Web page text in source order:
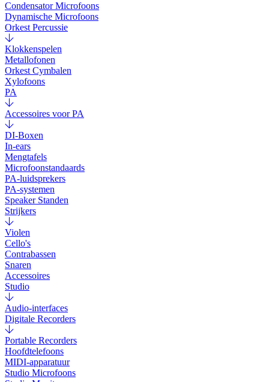
Condensator Microfoons
Dynamische Microfoons
Orkest Percussie
Klokkenspelen
Metallofonen
Orkest Cymbalen
Xylofoons
PA
Accessoires voor PA
DI-Boxen
In-ears
Mengtafels
Microfoonstandaards
PA-luidsprekers
PA-systemen
Speaker Standen
Strijkers
Violen
Cello's
Contrabassen
Snaren
Accessoires
Studio
Audio-interfaces
Digitale Recorders
Portable Recorders
Hoofdtelefoons
MIDI-apparatuur
Studio Microfoons